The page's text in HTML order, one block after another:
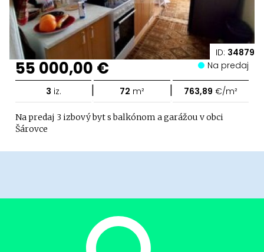
ID: 34879
55 000,00 € Na predaj
3 iz. | 72 m² | 763,89 €/m²
Na predaj 3 izbový byt s balkónom a garážou v obci
Šárovce